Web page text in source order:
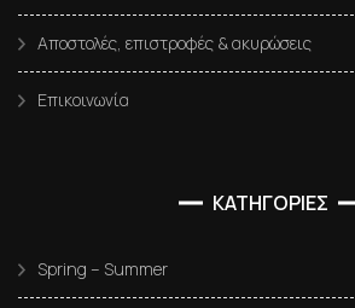
Αποστολές, επιστροφές & ακυρώσεις
Επικοινωνία
ΚΑΤΗΓΟΡΙΕΣ
Spring – Summer